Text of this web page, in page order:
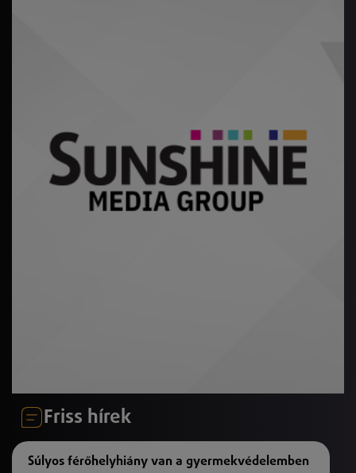
Friss hírek
Súlyos férőhelyhiány van a gyermekvédelemben